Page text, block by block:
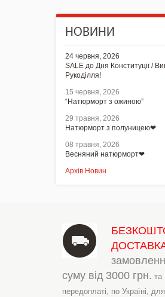
НОВИНИ
24 червня, 2026
SALE до Дня Конституції /
Рукоділля!
15 червня, 2026
“Натюрморт з ожиною”
29 травня, 2026
Натюрморт з полуницею❤
08 травня, 2026
Весняний натюрморт❤
Архів Новин
суму від 3000 грн. та
передоплаті, по Україні, для